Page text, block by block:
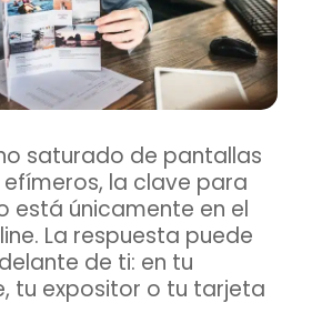
saturado de pantallas
la clave para
está únicamente en el
La respuesta puede
de ti: en tu
tu expositor o tu tarjeta